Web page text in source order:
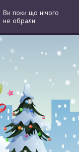
Ви поки що нічого
не обрали